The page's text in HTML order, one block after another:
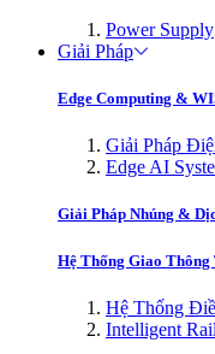
Power Supply
Giải Pháp
Edge Computing &
Giải Pháp
Edge AI
Giải Pháp Nhúng &
Hệ Thống Giao
Hệ Thống
Intelligent